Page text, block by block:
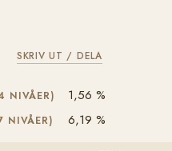
SKRIV UT / DELA
NIVÅER) 1,56 %
NIVÅER) 6,19 %